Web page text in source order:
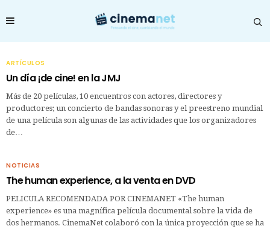
ARTÍCULOS
Un día ¡de cine! en la JMJ
Más de 20 películas, 10 encuentros con actores, directores y
productores; un concierto de bandas sonoras y el preestreno mundial
de una película son algunas de las actividades que los organizadores
de…
NOTICIAS
The human experience, a la venta en DVD
PELICULA RECOMENDADA POR CINEMANET «The human
experience» es una magnífica película documental sobre la vida de
dos hermanos. CinemaNet colaboró con la única proyección que se ha